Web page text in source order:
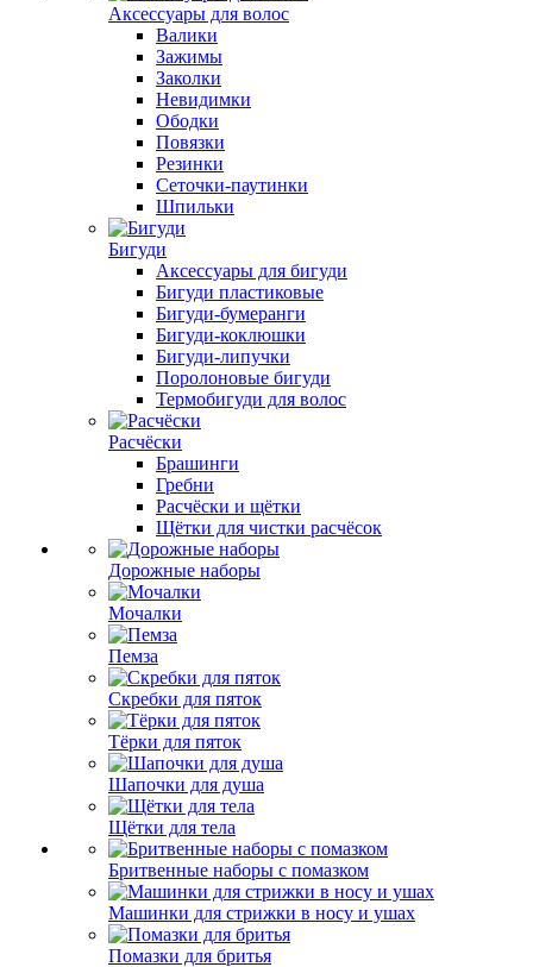
Аксессуары для волос
Валики
Зажимы
Заколки
Невидимки
Ободки
Повязки
Резинки
Сеточки-паутинки
Шпильки
Бигуди
Аксессуары для бигуди
Бигуди пластиковые
Бигуди-бумеранги
Бигуди-коклюшки
Бигуди-липучки
Поролоновые бигуди
Термобигуди для волос
Расчёски
Брашинги
Гребни
Расчёски и щётки
Щётки для чистки расчёсок
Дорожные наборы
Мочалки
Пемза
Скребки для пяток
Тёрки для пяток
Шапочки для душа
Щётки для тела
Бритвенные наборы с помазком
Машинки для стрижки в носу и ушах
Помазки для бритья